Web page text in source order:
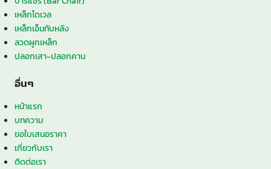
เหล็กโดเวล
เหล็กเอ็นทับหลัง
ลวดผูกเหล็ก
ปลอกเสา-ปลอกคาน
อื่นๆ
หน้าแรก
บทความ
ขอใบเสนอราคา
เกี่ยวกับเรา
ติดต่อเรา